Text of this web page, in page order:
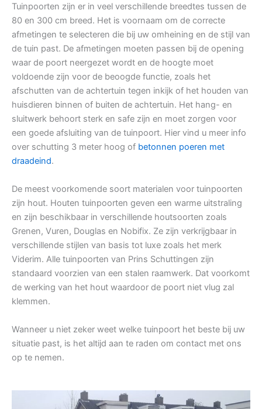
Tuinpoorten zijn er in veel verschillende breedtes tussen de
80 en 300 cm breed. Het is voornaam om de correcte
afmetingen te selecteren die bij uw omheining en de stijl van
de tuin past. De afmetingen moeten passen bij de opening
waar de poort neergezet wordt en de hoogte moet
voldoende zijn voor de beoogde functie, zoals het
afschutten van de achtertuin tegen inkijk of het houden van
huisdieren binnen of buiten de achtertuin. Het hang- en
sluitwerk behoort sterk en safe zijn en moet zorgen voor
een goede afsluiting van de tuinpoort. Hier vind u meer info
over schutting 3 meter hoog of betonnen poeren met
draadeind.
De meest voorkomende soort materialen voor tuinpoorten
zijn hout. Houten tuinpoorten geven een warme uitstraling
en zijn beschikbaar in verschillende houtsoorten zoals
Grenen, Vuren, Douglas en Nobifix. Ze zijn verkrijgbaar in
verschillende stijlen van basis tot luxe zoals het merk
Viderim. Alle tuinpoorten van Prins Schuttingen zijn
standaard voorzien van een stalen raamwerk. Dat voorkomt
de werking van het hout waardoor de poort niet vlug zal
klemmen.
Wanneer u niet zeker weet welke tuinpoort het beste bij uw
situatie past, is het altijd aan te raden om contact met ons
op te nemen.